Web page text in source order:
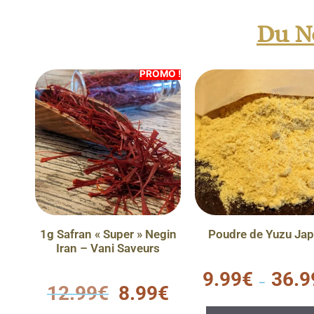
Du
PROMO !
1g Safran « Super » Negin
Iran – Vani Saveurs
s
u
12.99€ 8.99€
Poudre de Yuzu
s
u
5
9.99€ –